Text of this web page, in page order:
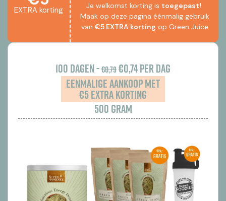
EXTRA korting Je welkomst korting is toegepast!
Maak op deze pagina éénmalig gebruik
van €5 EXTRA korting op Green Juice
100 dagen -€0,79€0,74 per dag
Eenmalige aankoop met
€5 extra korting
500 gram